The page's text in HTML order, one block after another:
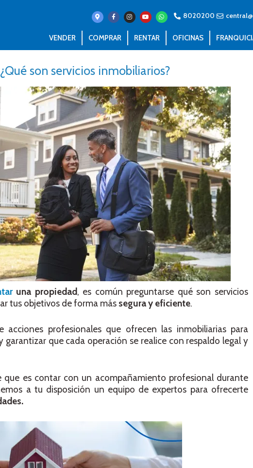
8020200
VENDER COMPRAR RENTAR OFICINAS
¿Qué son servicios inmobiliarios?
una propiedad, es común preguntarse qué son servicios
tus objetivos de forma más segura y eficiente.
acciones profesionales que ofrecen las inmobiliarias para
garantizar que cada operación se realice con respaldo legal y
es contar con un acompañamiento profesional durante
a tu disposición un equipo de expertos para ofrecerte